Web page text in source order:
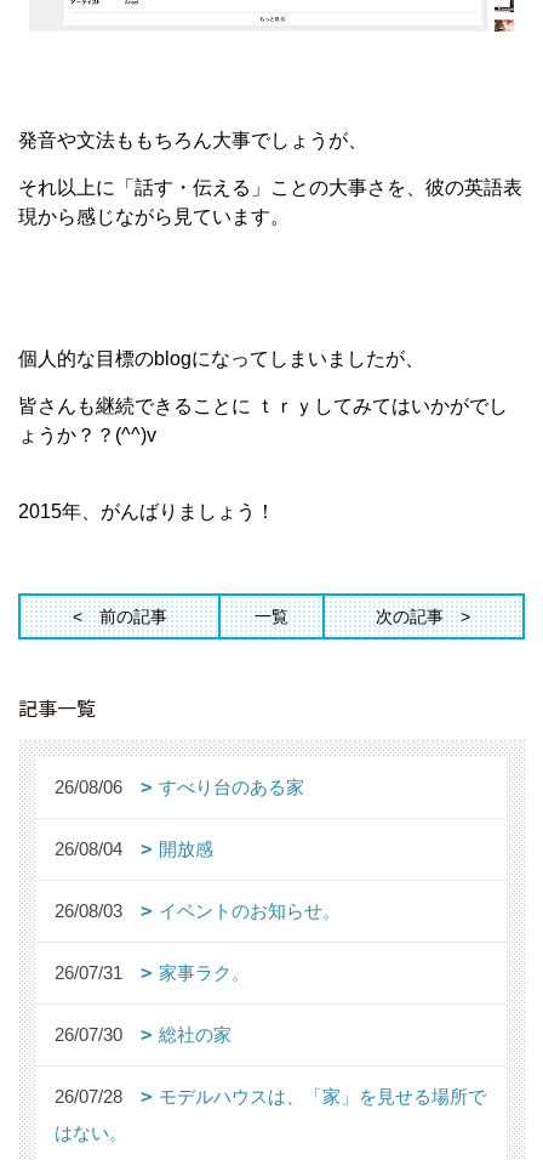
発音や文法ももちろん大事でしょうが、
それ以上に「話す・伝える」ことの大事さを、彼の英語表
現から感じながら見ています。
個人的な目標のblogになってしまいましたが、
皆さんも継続できることに ｔｒｙしてみてはいかがでし
ょうか？？(^^)v
2015年、がんばりましょう！
前の記事 一覧 次の記事
記事一覧
26/08/06 すべり台のある家
26/08/04 開放感
26/08/03 イベントのお知らせ。
26/07/31 家事ラク。
26/07/30 総社の家
26/07/28
モデルハウスは、「家」を見せる場所で
はない。